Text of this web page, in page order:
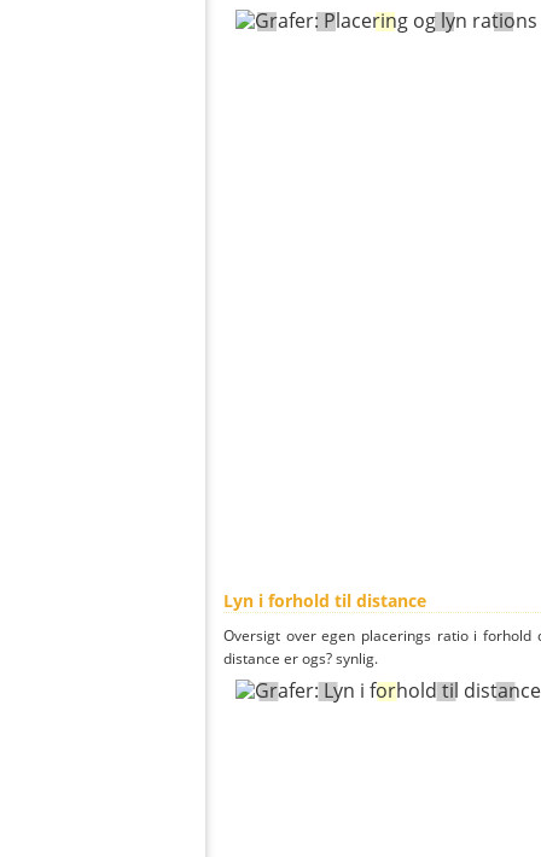
Lyn i forhold til distance
Oversigt over egen placerings ratio i
distance er ogs? synlig.